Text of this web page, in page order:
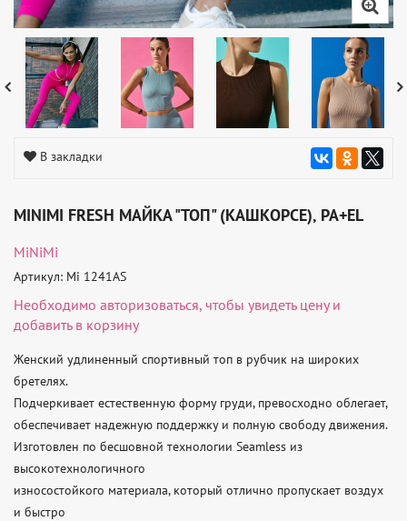
В закладки
MINIMI FRESH МАЙКА "ТОП" (КАШКОРСЕ), PA+EL
MiNiMi
Артикул: Mi 1241AS
Необходимо авторизоваться, чтобы увидеть цену и
добавить в корзину
Женский удлиненный спортивный топ в рубчик на широких
бретелях.
Подчеркивает естественную форму груди, превосходно облегает,
обеспечивает надежную поддержку и полную свободу движения.
Изготовлен по бесшовной технологии Seamless из
высокотехнологичного
износостойкого материала, который отлично пропускает воздух
и быстро